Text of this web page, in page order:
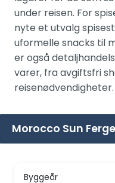
under reisen. For
nyte et utvalg
uformelle snacks til
er også
varer, fra avgiftsfri
reisenødvendigheter.
Morocco Sun
Byggeår